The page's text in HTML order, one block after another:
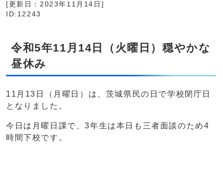
[更新日：2023年11月14日]
ID:12243
令和5年11月14日（火曜日）穏やかな
昼休み
11月13日（月曜日）は、茨城県民の日で学校閉庁日
となりました。
今日は月曜日課で、3年生は本日も三者面談のため4
時間下校です。